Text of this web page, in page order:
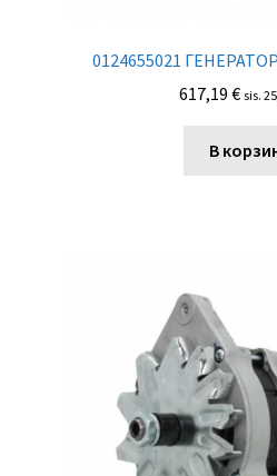
0124655021 ГЕНЕРАТОР
617,19 € sis.
В